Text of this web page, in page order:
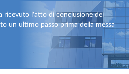
ricevuto l'atto di conclusione dei
un ultimo passo prima della messa